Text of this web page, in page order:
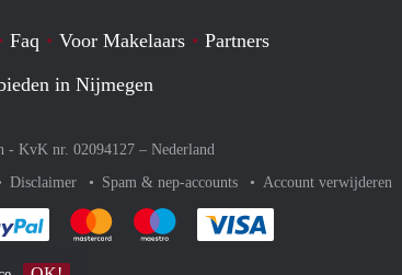
Faq Voor Makelaars
Partners
in Nijmegen
- KvK nr. 02094127 – Nederland
Disclaimer Spam & nep-accounts Account verwijderen
Je rekent gemakkelijk af met Paypal
Je rekent gemakkelijk af met Mastercard
Je rekent gemakkelijk af met Meastro